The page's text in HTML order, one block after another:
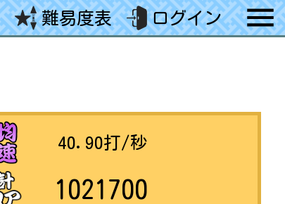
難易度表 ログイン
40.90打/秒
1021700